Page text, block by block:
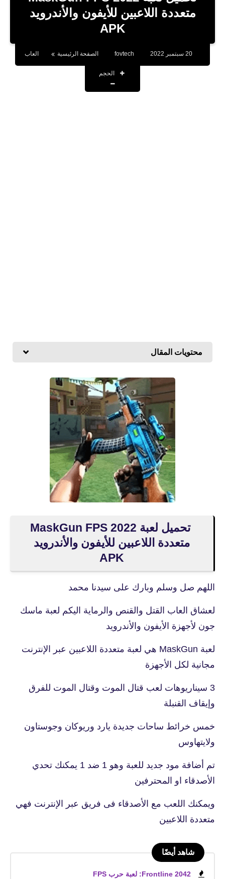
بلوجر
اخبار
برامج كمبيوتر
متعددة اللاعبين للأيفون والأندرويد
APK
20 سبتمبر 2022 fovtech الصفحة الرئيسية العاب
الحجم
محتويات المقال
تحميل لعبة MaskGun FPS 2022
متعددة اللاعبين للأيفون والأندرويد
APK
اللهم صل وسلم وبارك على سيدنا محمد
لعشاق العاب القتل والقنص والرماية اليكم لعبة ماسك
جون لأجهزة الأيفون والأندرويد
لعبة MaskGun هي لعبة متعددة اللاعبين عبر الإنترنت
مجانية لكل الأجهزة
3 سيناريوهات لعب قتال الموت وقتال الموت للفرق
وإيقاف القنبلة
خمس خرائط ساحات جديدة يارد وريوكان وجوستاون
ولايتهاوس
تم أضافة مود جديد للعبة وهو 1 ضد 1 يمكنك تحدي
الأصدقاء او المحترفين
ويمكنك اللعب مع الأصدقاء فى فريق عبر الإنترنت فهي
متعددة اللاعبين
شاهد أيضًا
Frontline 2042: لعبة حرب FPS